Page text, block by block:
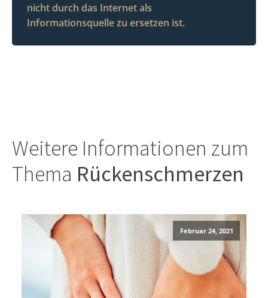
nicht durch das Internet als
Informationsquelle zu ersetzen ist.
Weitere Informationen zum
Thema Rückenschmerzen
Februar 24, 2021